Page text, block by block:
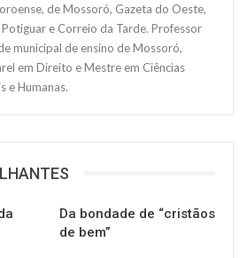
de Mossoró, Gazeta do Oeste,
Potiguar e Correio da Tarde. Professor
municipal de ensino de Mossoró,
em Direito e Mestre em Ciências
e Humanas.
Da bondade de “cristãos
de bem”